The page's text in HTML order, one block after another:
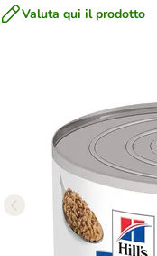
Valuta qui il prodotto